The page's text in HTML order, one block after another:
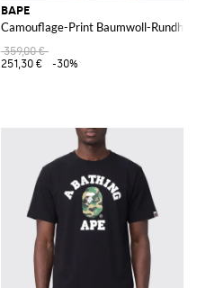
BAPE
Camouflage-Print Baumwoll-
359,00 €
251,30 €
-30%